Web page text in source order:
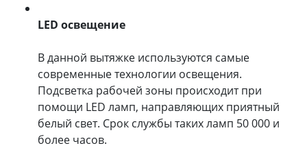
LED освещение
В данной вытяжке используются самые
современные технологии освещения.
Подсветка рабочей зоны происходит при
помощи LED ламп, направляющих приятный
белый свет. Срок службы таких ламп 50 000 и
более часов.